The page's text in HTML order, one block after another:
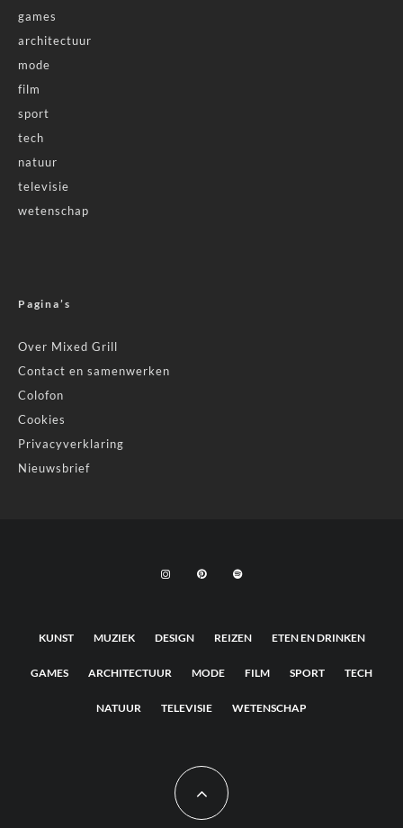
games
architectuur
mode
film
sport
tech
natuur
televisie
wetenschap
Pagina’s
Over Mixed Grill
Contact en samenwerken
Colofon
Cookies
Privacyverklaring
Nieuwsbrief
KUNST MUZIEK DESIGN REIZEN ETEN EN DRINKEN
GAMES ARCHITECTUUR MODE FILM SPORT TECH
NATUUR TELEVISIE WETENSCHAP